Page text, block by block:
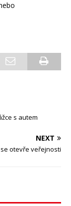
s autem
NEXT
otevře veřejnosti